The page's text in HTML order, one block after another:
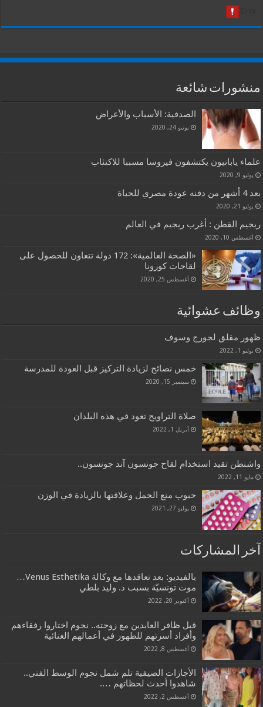
منشورات شائعة
الصدفية: الأسباب والأعراض
يونيو 24, 2020
علماء يابانيون يكتشفون فيروسا مسببا للاكتئاب
يوليو 9, 2020
بعد 4 أشهر من دفنه عودة مصري للحياة
يوليو 21, 2020
ريجيم القطن : أغرب ريجيم في العالم
أغسطس 10, 2020
«الصحة العالمية»: 172 دولة تتعاون للحصول على
لقاحات كورونا
أغسطس 25, 2020
وظائف عشوائية
ظهور مقلق لجورج وسوف
يوليو 1, 2022
خمس نصائح لزيادة التركيز قبل العودة للمدرسة
سبتمبر 15, 2020
صلاة التراويح تعود في هذه البلدان
أبريل 1, 2022
واشنطن تقيد استخدام لقاح جونسون آند جونسون..
مايو 11, 2022
حبوب منع الحمل وعلاقتها بالزيادة في الوزن
يوليو 27, 2021
آخر المشاركات
بالفيديو: بعد تعاقدها مع وكالة Venus Esthetika…
موت تونسيّة بسبب د. وليد بلطي
أكتوبر 20, 2022
قبل ظافر العابدين مع زوجته.. نجوم اختاروا رفقاءهم
وأفراد أسرتهم للظهور في أعمالهم الغنائية
أغسطس 8, 2022
الأجازات الصيفية تلم شمل نجوم الوسط الفني..
شاهدوا أحدث لحظاتهم ….
أغسطس 2, 2022